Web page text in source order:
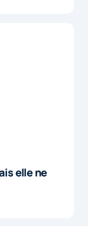
elle ne